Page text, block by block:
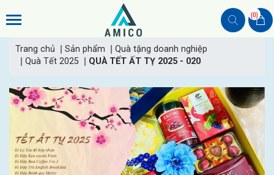
(0)
Trang chủ Sản phẩm
Quà tặng doanh nghiệp
Quà Tết 2025
QUÀ TẾT ẤT TỴ 2025 - 020